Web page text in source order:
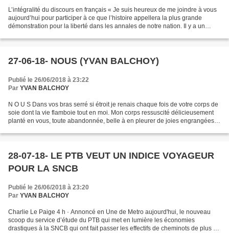
L’intégralité du discours en français « Je suis heureux de me joindre à vous
aujourd’hui pour participer à ce que l’histoire appellera la plus grande
démonstration pour la liberté dans les annales de notre nation. Il y a un
27-06-18- NOUS (YVAN BALCHOY)
Publié le 26/06/2018 à 23:22
Par YVAN BALCHOY
N O U S Dans vos bras serré si étroit je renais chaque fois de votre corps de
soie dont la vie flamboie tout en moi. Mon corps ressuscité délicieusement
planté en vous, toute abandonnée, belle à en pleurer de joies engrangées,
28-07-18- LE PTB VEUT UN INDICE VOYAGEUR
POUR LA SNCB
Publié le 26/06/2018 à 23:20
Par YVAN BALCHOY
Charlie Le Paige 4 h · Annoncé en Une de Metro aujourd'hui, le nouveau
scoop du service d’étude du PTB qui met en lumière les économies
drastiques à la SNCB qui ont fait passer les effectifs de cheminots de plus de